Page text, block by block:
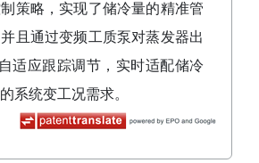
策略，实现了储冷量的精准管
且通过变频工质泵对蒸发器出
适应跟踪调节，实时适配储冷
系统变工况需求。